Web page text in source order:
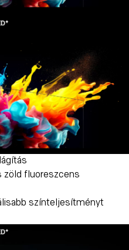
zöld fluoreszcens
színteljesítményt